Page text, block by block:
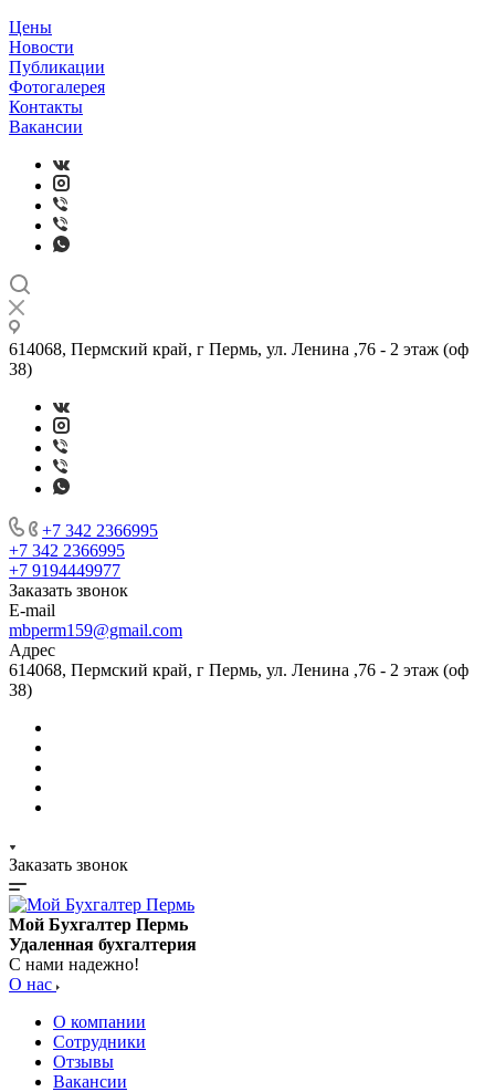
Цены
Новости
Публикации
Фотогалерея
Контакты
Вакансии
614068, Пермский край, г Пермь, ул. Ленина ,76 - 2 этаж (оф
38)
+7 342 2366995
+7 342 2366995
+7 9194449977
Заказать звонок
E-mail
mbperm159@gmail.com
Адрес
614068, Пермский край, г Пермь, ул. Ленина ,76 - 2 этаж (оф
38)
Заказать звонок
Мой Бухгалтер Пермь
Удаленная бухгалтерия
С нами надежно!
О нас
О компании
Сотрудники
Отзывы
Вакансии